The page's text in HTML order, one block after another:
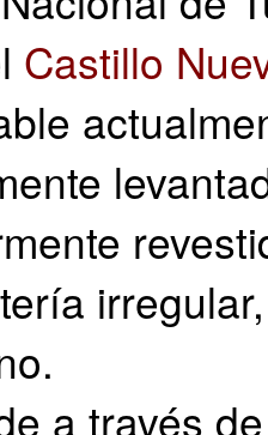
Castillo
a través